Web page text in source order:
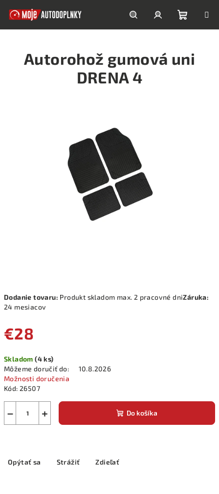
HľadaťPrihlásenie
košík
Dodanie tovaru: Produkt skladom max. 2 pracovné dniZáruka:
24 mesiacov
€28
cena:
Skladom(4 ks)
Môžeme doručiť do:
10.8.2026
Možnosti doručenia
Kód: 26507
+
− Do košíka
Opýtať sa Strážiť Zdieľať
Autorohož gumová uni
DRENA 4